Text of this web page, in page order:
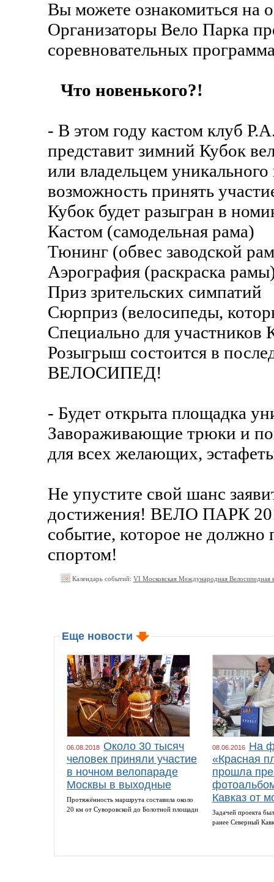
Вы можете ознакомиться на
Организаторы Вело Парка
соревновательных
Что новенького?!
- В этом году кастом клуб
представит зимний Кубок
или владельцем
возможность принять
Кубок будет разыгран в
Кастом (самодельная рама)
Тюнинг (обвес заводской
Аэрография (раскраска
Приз зрительских симпатий
Сюрприз (велосипеды,
Специально для участников
Розыгрыш состоится в
ВЕЛОСИПЕД!
- Будет открыта площадка
Завораживающие трюки и
для всех желающих,
Не упустите свой шанс
достижения! ВЕЛО ПАРК
событие, которое не
спортом!
Календарь событий: VI Московская Международная Велосипедная
Еще новости
06.08.2018 Около 30 тысяч
человек приняли участие
в ночном велопараде
Москвы в выходные
Протяжённость маршрута составила около
20 км от Суворовской до Болотной площади
08.06.2016 На
«Красная
прошла
Кавказ от
Задачей проекта
ранее Северный